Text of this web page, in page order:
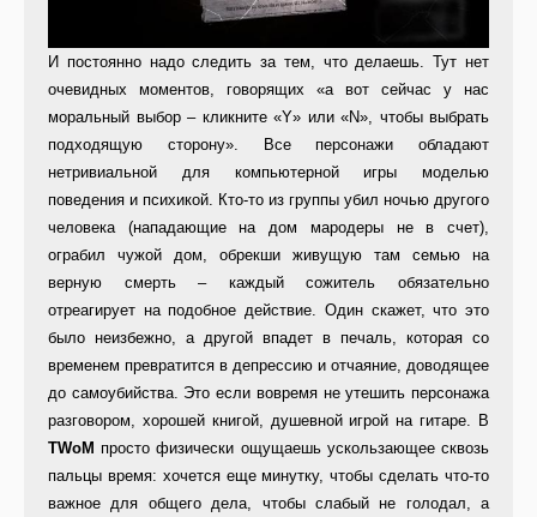
И постоянно надо следить за тем, что делаешь. Тут нет
очевидных моментов, говорящих «а вот сейчас у нас
моральный выбор – кликните «Y» или «N», чтобы выбрать
подходящую сторону». Все персонажи обладают
нетривиальной для компьютерной игры моделью
поведения и психикой. Кто-то из группы убил ночью другого
человека (нападающие на дом мародеры не в счет),
ограбил чужой дом, обрекши живущую там семью на
верную смерть – каждый сожитель обязательно
отреагирует на подобное действие. Один скажет, что это
было неизбежно, а другой впадет в печаль, которая со
временем превратится в депрессию и отчаяние, доводящее
до самоубийства. Это если вовремя не утешить персонажа
разговором, хорошей книгой, душевной игрой на гитаре. В
TWoM просто физически ощущаешь ускользающее сквозь
пальцы время: хочется еще минутку, чтобы сделать что-то
важное для общего дела, чтобы слабый не голодал, а